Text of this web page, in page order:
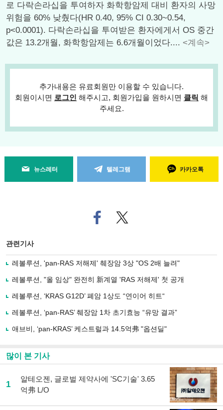
로 다락손라십을 투여하자 화학항암제 대비 환자의 사망
위험을 60% 낮췄다(HR 0.40, 95% CI 0.30~0.54,
p<0.0001). 다락손라십을 투여받은 환자에게서 OS 중간
값은 13.2개월, 화학항암제는 6.6개월이었다.... <계속>
추가내용은 유료회원만 이용할 수 있습니다.
회원이시면 로그인 해주시고, 회원가입을 원하시면 클릭 해
주세요.
뉴스레터 텔레그램 카카오톡
페
이
로
기
사
유
기
트위
터로
관련기사
레볼루션, 'pan-RAS 저해제' 췌장암 3상 "OS 2배 늘려"
레볼루션, "올 임상" 완전히 新계열 'RAS 저해제' 첫 공개
레볼루션, ‘KRAS G12D’ 폐암 1상도 “연이어 히트“
레볼루션, ‘pan-RAS’ 췌장암 1차 초기효능 “유망 결과”
애브비, ‘pan-KRAS’ 케스트럴과 14.5억弗 "옵션딜"
많이 본 기사
1
알테오젠, 글로벌 제약사에 'SC기술' 3.65
억弗 L/O